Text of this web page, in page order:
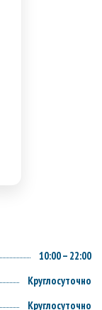
10:00 – 22:00
Круглосуточно
Круглосуточно